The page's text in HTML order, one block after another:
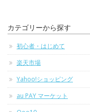
カテゴリーから探す
初心者・はじめて
楽天市場
Yahoo!ショッピング
au PAY マーケット